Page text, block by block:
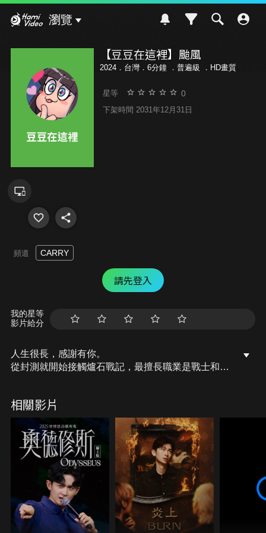
瀏覽
【豆豆在這裡】颱風
2024．台灣．6分鐘 ． 普遍級 ．HD畫質
星等 0
下架時間 2031年12月31日
頻道 CARRY
請先登入
我的星等
影片給分
人生很長，感謝有你。
從封測就開始接觸爐石戰記，最擅長職業是戰士和牧
醒。
從陰暗幽霾的蛇界森林甦醒吧， 趁此良機，莫再猶
豫，恭請蛇界至尊雙飛寶典！
OSkomodo 還不一起加入蛇教跟著教主一起前進!
相關影片